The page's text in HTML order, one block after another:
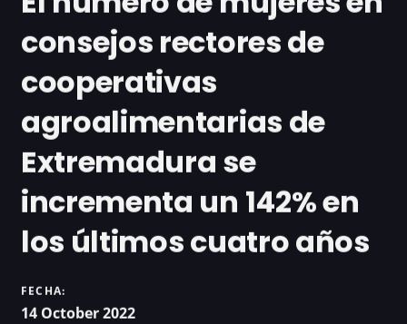
consejos rectores de
cooperativas
agroalimentarias de
Extremadura se
incrementa un 142% en
los últimos cuatro años
FECHA:
14 October 2022